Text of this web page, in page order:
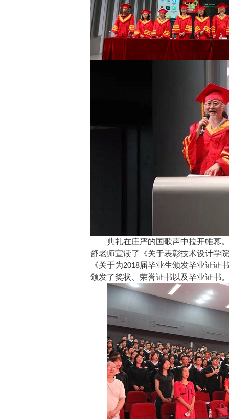
典礼在庄严的国歌声中拉开帷幕
舒老师宣读了《关于表彰技术设计学院
《关于为2018届毕业生颁发毕业证证
颁发了奖状、荣誉证书以及毕业证书。